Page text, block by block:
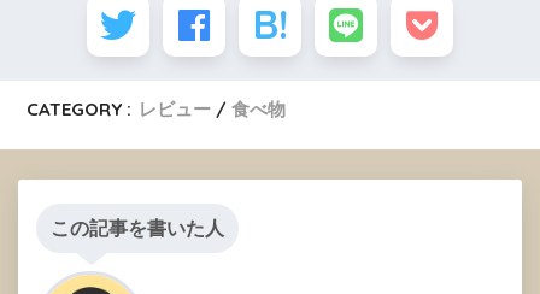
CATEGORY : レビュー 食べ物
この記事を書いた人